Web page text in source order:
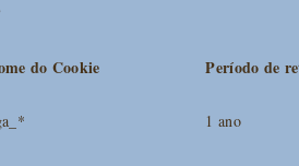
do Cookie Período de
1 ano